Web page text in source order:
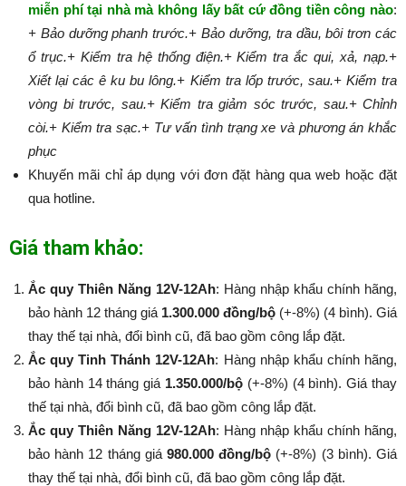
miễn phí tại nhà mà không lấy bất cứ đồng tiền công nào:​​​​​
+ Bảo dưỡng phanh trước.+ Bảo dưỡng, tra dầu, bôi trơn các
ổ trục.+ Kiểm tra hệ thống điện.+ Kiểm tra ắc qui, xả, nạp.+
Xiết lại các ê ku bu lông.+ Kiểm tra lốp trước, sau.+ Kiểm tra
vòng bi trước, sau.+ Kiểm tra giảm sóc trước, sau.+ Chỉnh
còi.+ Kiểm tra sạc.+ Tư vấn tình trạng xe và phương án khắc
phục
Khuyến mãi chỉ áp dụng với đơn đặt hàng qua web hoặc đặt
qua hotline.
Giá tham khảo:
Ắc quy Thiên Năng 12V-12Ah: Hàng nhập khẩu chính hãng,
bảo hành 12 tháng giá 1.300.000 đồng/bộ (+-8%) (4 bình). Giá
thay thế tại nhà, đổi bình cũ, đã bao gồm công lắp đặt.
Ắc quy Tinh Thánh 12V-12Ah: Hàng nhập khẩu chính hãng,
bảo hành 14 tháng giá 1.350.000/bộ (+-8%​​​​​​​) (4 bình). Giá thay
thế tại nhà, đổi bình cũ, đã bao gồm công lắp đặt.
Ắc quy Thiên Năng 12V-12Ah: Hàng nhập khẩu chính hãng,
bảo hành 12 tháng giá 980.000 đồng/bộ (+-8%​​​​​​​) (3 bình). Giá
thay thế tại nhà, đổi bình cũ, đã bao gồm công lắp đặt.